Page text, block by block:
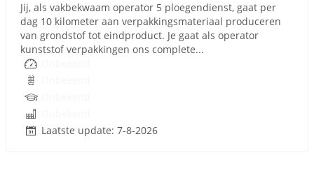
Jij, als vakbekwaam operator 5 ploegendienst, gaat per
dag 10 kilometer aan verpakkingsmateriaal produceren
van grondstof tot eindproduct. Je gaat als operator
kunststof verpakkingen ons complete...
Laatste update: 7-8-2026